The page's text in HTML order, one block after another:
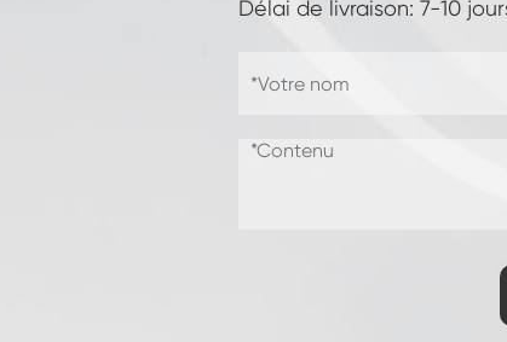
équipement de test d'eau d'éclaboussure
Délai de livraison: 7-10